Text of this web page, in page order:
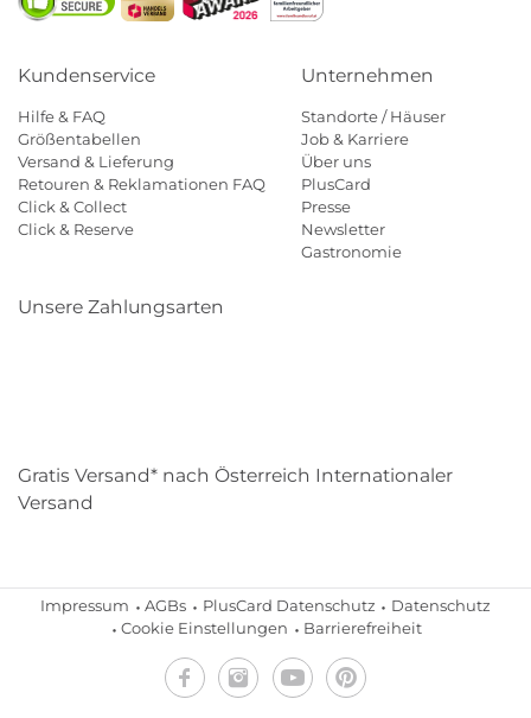
Kundenservice
Hilfe & FAQ
Größentabellen
Versand & Lieferung
Retouren & Reklamationen FAQ
Click & Collect
Click & Reserve
Unternehmen
Standorte / Häuser
Job & Karriere
Über uns
PlusCard
Presse
Newsletter
Gastronomie
Unsere Zahlungsarten
Gratis Versand* nach Österreich Internationaler
Versand
Impressum AGBs PlusCard Datenschutz
Datenschutz
Cookie Einstellungen
Barrierefreiheit